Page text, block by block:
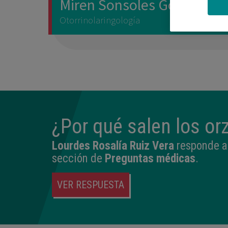
Miren Sonsoles Goiburu
Otorrinolaringología
¿Por qué salen los
Lourdes Rosalía Ruiz Vera responde
sección de Preguntas médicas.
VER RESPUESTA